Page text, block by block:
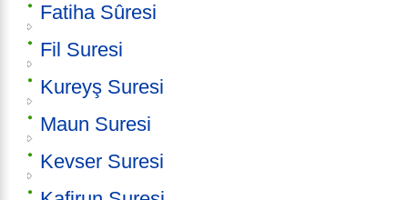
Fatiha Sûresi
Fil Suresi
Kureyş Suresi
Maun Suresi
Kevser Suresi